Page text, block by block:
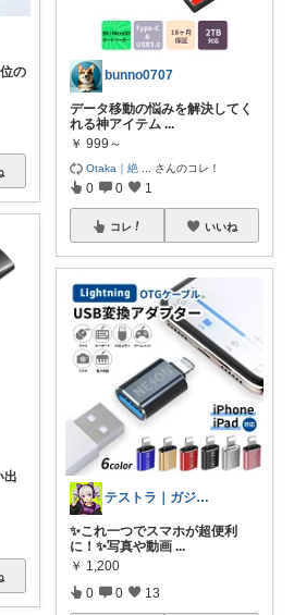
の
出
bunno0707
データ移動の悩みを解決してく
れる神アイテム ...
￥ 999～
Otaka｜絶 さんのコレ！
0 0 1
コレ いいね
テストラ｜ガジェット・家電
✨これ一つでスマホが超便利
に！✨写真や動画 ...
￥ 1,200
0 0 13